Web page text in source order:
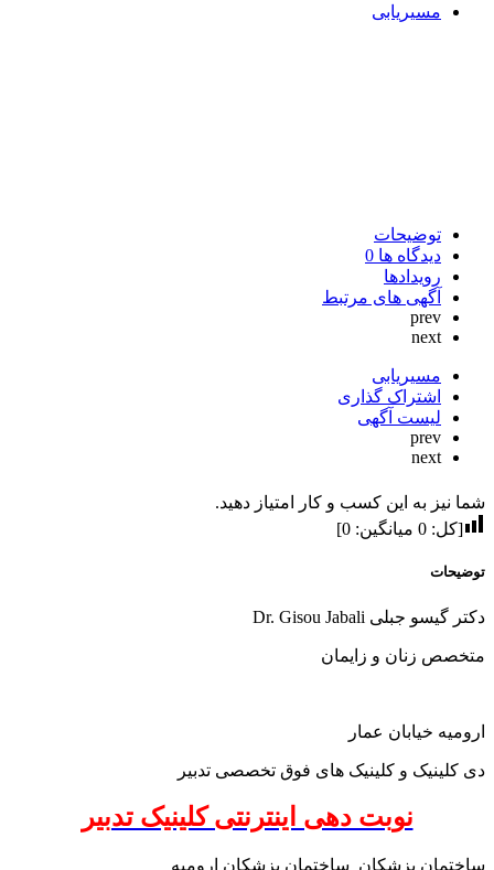
مسیریابی
توضیحات
دیدگاه ها0
رویدادها
آگهی های مرتبط
prev
next
مسیریابی
اشتراک گذاری
لیست آگهی
prev
next
شما نیز به این کسب و کار امتیاز دهید.
[کل:0 میانگین:0
]
توضیحات
دکتر گیسو جبلی Dr. Gisou Jabali
متخصص زنان و زایمان
ارومیه خیابان عمار
دی کلینیک و کلینیک های فوق تخصصی تدبیر
نوبت دهی اینترنتی کلینیک تدبیر
ساختمان پزشکان ساختمان پزشکان ارومیه